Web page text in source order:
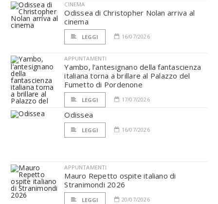
CINEMA
Odissea di Christopher Nolan arriva al
cinema
LEGGI 16/07/2026
APPUNTAMENTI
Yambo, l’antesignano della fantascienza
italiana torna a brillare al Palazzo del
Fumetto di Pordenone
LEGGI 17/07/2026
Odissea
LEGGI 16/07/2026
APPUNTAMENTI
Mauro Repetto ospite italiano di
Stranimondi 2026
LEGGI 20/07/2026